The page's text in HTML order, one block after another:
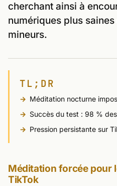
cherchant ainsi à
numériques plus
mineurs.
TL;DR
Méditation nocturne
Succès du test : 98 %
Pression persistante sur
Méditation forcée pour
TikTok